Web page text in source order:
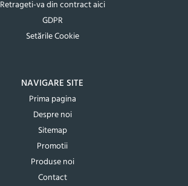
Retrageti-va din contract aici
GDPR
Setările Cookie
NAVIGARE SITE
Prima pagina
Despre noi
Sitemap
Promotii
Produse noi
Contact